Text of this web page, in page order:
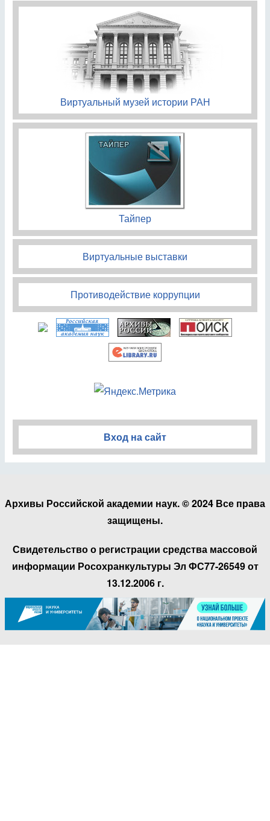
Виртуальный музей истории РАН
Тайпер
Виртуальные выставки
Противодействие коррупции
Вход на сайт
Архивы Российской академии наук. © 2024 Все права
защищены.
Свидетельство о регистрации средства массовой
информации Росохранкультуры Эл ФС77-26549 от
13.12.2006 г.